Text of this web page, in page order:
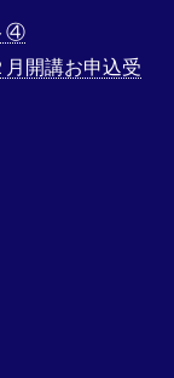
④
開講お申込受